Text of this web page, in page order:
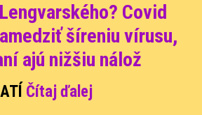
Covid
šíreniu vírusu,
ajú nižšiu nálož
Čítaj ďalej